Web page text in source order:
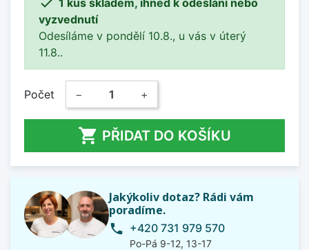
vyzvednutí
Odesíláme v pondělí 10.8., u vás v úterý
11.8..
Počet − +
 PŘIDAT DO KOŠÍKU
Jakýkoliv dotaz? Rádi vám
poradíme.
phone +420 731 979 570
Po-Pá 9-12, 13-17